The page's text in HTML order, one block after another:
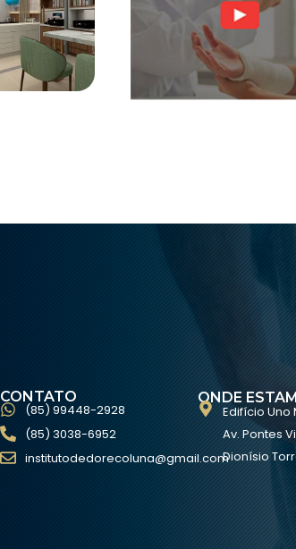
CONTATO
(85) 99448-2928
(85) 3038-6952
institutodedorecoluna@gmail.com
ONDE
Edifício Uno
Av. Pontes
Dionísio